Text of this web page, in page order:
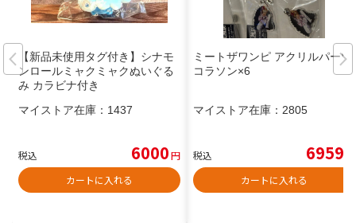
【新品未使用タグ付き】シナモ
ンロールミャクミャクぬいぐる
み カラビナ付き
マイストア在庫： 1437
税込 6000円
カートに入れる
ミートザワンピ アクリルパーツ
コラソン×6
マイストア在庫： 2805
税込 6959
カートに入れる